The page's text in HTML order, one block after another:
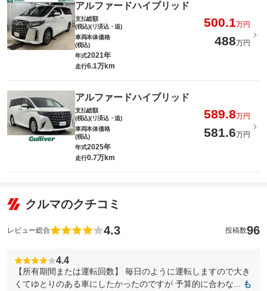
アルファードハイブリッド
支払総額
(税込)(リ済込・追)
500.1万円
車両本体価格
(税込)
488万円
年式2021年
走行6.1万km
アルファードハイブリッド
支払総額
(税込)(リ済込・追)
589.8万円
車両本体価格
(税込)
581.6万円
年式2025年
走行0.7万km
クルマのクチコミ
レビュー総合 4.3 投稿数96
4.4
【所有期間または運転回数】 毎日のように運転しますので大き
くてゆとりのある車にしたかったのですが 予算的に合わな...
も